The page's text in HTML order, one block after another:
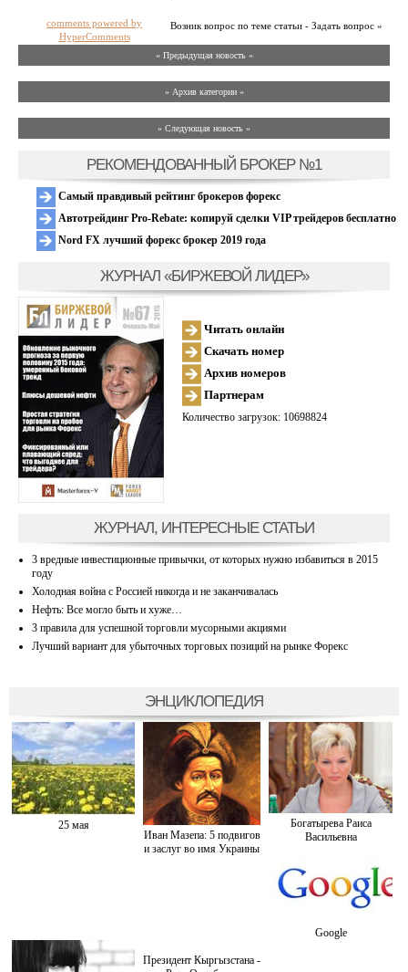
Возник вопрос по теме статьи - Задать вопрос »
comments powered by
HyperComments
« Предыдущая новость «
» Архив категории «
» Следующая новость »
РЕКОМЕНДОВАННЫЙ БРОКЕР №1
Самый правдивый рейтинг брокеров форекс
Автотрейдинг Pro-Rebate: копируй сделки VIP трейдеров бесплатно
Nord FX лучший форекс брокер 2019 года
ЖУРНАЛ «БИРЖЕВОЙ ЛИДЕР»
Читать онлайн
Скачать номер
Архив номеров
Партнерам
Количество загрузок: 10698824
ЖУРНАЛ, ИНТЕРЕСНЫЕ СТАТЬИ
3 вредные инвестиционные привычки, от которых нужно избавиться в 2015
году
Холодная война с Россией никогда и не заканчивалась
Нефть: Все могло быть и хуже…
3 правила для успешной торговли мусорными акциями
Лучший вариант для убыточных торговых позиций на рынке Форекс
ЭНЦИКЛОПЕДИЯ
25 мая
Иван Мазепа: 5 подвигов
и заслуг во имя Украины
Богатырева Раиса
Васильевна
Google
Президент Кыргызстана -